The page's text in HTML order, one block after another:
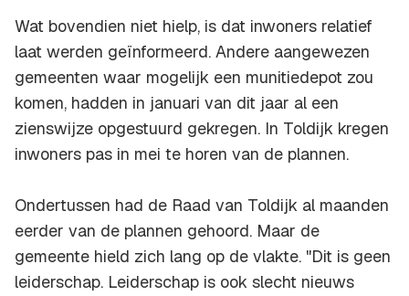
Wat bovendien niet hielp, is dat inwoners relatief
laat werden geïnformeerd. Andere aangewezen
gemeenten waar mogelijk een munitiedepot zou
komen, hadden in januari van dit jaar al een
zienswijze opgestuurd gekregen. In Toldijk kregen
inwoners pas in mei te horen van de plannen.
Ondertussen had de Raad van Toldijk al maanden
eerder van de plannen gehoord. Maar de
gemeente hield zich lang op de vlakte. "Dit is geen
leiderschap. Leiderschap is ook slecht nieuws